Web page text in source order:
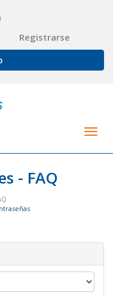
Registrarse
- FAQ